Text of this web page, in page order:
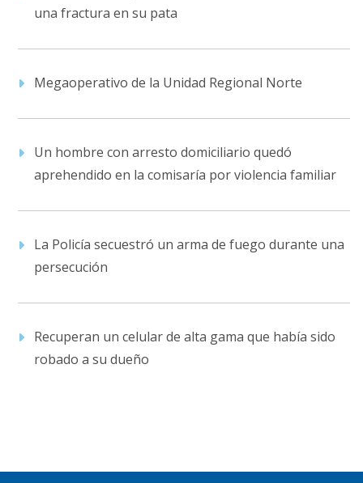
una fractura en su pata
Megaoperativo de la Unidad Regional Norte
Un hombre con arresto domiciliario quedó
aprehendido en la comisaría por violencia familiar
La Policía secuestró un arma de fuego durante una
persecución
Recuperan un celular de alta gama que había sido
robado a su dueño